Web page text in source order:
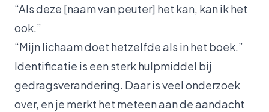
“Als deze [naam van peuter] het kan, kan ik het
ook.”
“Mijn lichaam doet hetzelfde als in het boek.”
Identificatie is een sterk hulpmiddel bij
gedragsverandering. Daar is veel onderzoek
over, en je merkt het meteen aan de aandacht